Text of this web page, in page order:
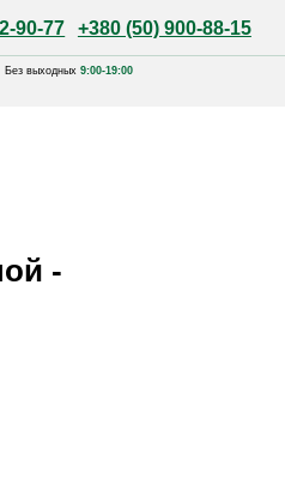
900-88-15
-